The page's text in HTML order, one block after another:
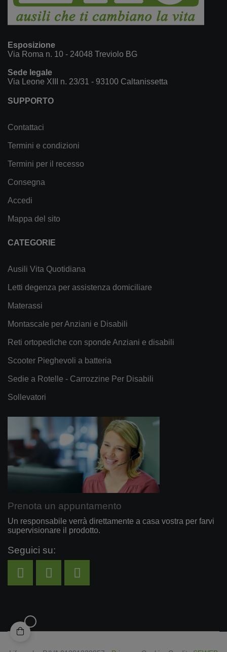
Esposizione
Via Roma n. 10 - 24048 Treviolo BG
Sede legale
Via Leone XIII n. 23/31 - 93100 Caltanissetta
SUPPORTO
Contattaci
Termini e condizioni
Termini per il recesso
Consegna
Accedi
Mappa del sito
CATEGORIE
Ausili Vita Quotidiana
Letti degenza per assistenza domiciliare
Materassi
Montascale per Anziani e Disabili
Reti ortopediche con sponde Anziani e disabili
Scooter Pieghevoli a batteria
Sedie a Rotelle - Carrozzine Per Disabili
Sollevatori
Prenota un appuntamento
Un responsabile verrà direttamente a casa vostra per farvi
supervisionare il prodotto.
Seguici su: